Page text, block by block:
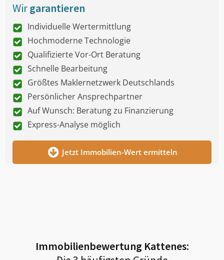
Wirgarantieren
Individuelle Wertermittlung
Hochmoderne Technologie
Qualifizierte Vor-Ort Beratung
Schnelle Bearbeitung
Größtes Maklernetzwerk Deutschlands
Persönlicher Ansprechpartner
Auf Wunsch: Beratung zu Finanzierung
Express-Analyse möglich
Jetzt Immobilien-Wert ermitteln
Immobilienbewertung Kattenes: